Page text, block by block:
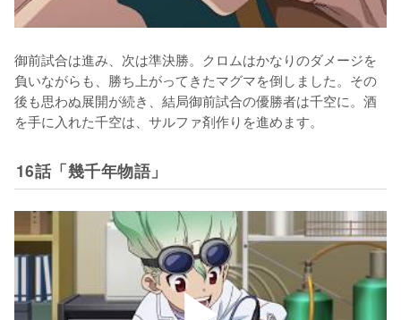
御前試合は進み、次は準決勝。クロムはかなりのダメージを
負いながらも、勝ち上がってきたマグマを倒しました。その
後も思わぬ展開が続き、結局御前試合の優勝者は千空に。酒
を手に入れた千空は、サルファ剤作りを進めます。
16話「幾千年物語」